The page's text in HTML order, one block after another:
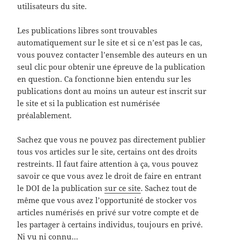
utilisateurs du site.
Les publications libres sont trouvables
automatiquement sur le site et si ce n’est pas le cas,
vous pouvez contacter l’ensemble des auteurs en un
seul clic pour obtenir une épreuve de la publication
en question. Ca fonctionne bien entendu sur les
publications dont au moins un auteur est inscrit sur
le site et si la publication est numérisée
préalablement.
Sachez que vous ne pouvez pas directement publier
tous vos articles sur le site, certains ont des droits
restreints. Il faut faire attention à ça, vous pouvez
savoir ce que vous avez le droit de faire en entrant
le DOI de la publicationsur ce site. Sachez tout de
même que vous avez l’opportunité de stocker vos
articles numérisés en privé sur votre compte et de
les partager à certains individus, toujours en privé.
Ni vu ni connu…